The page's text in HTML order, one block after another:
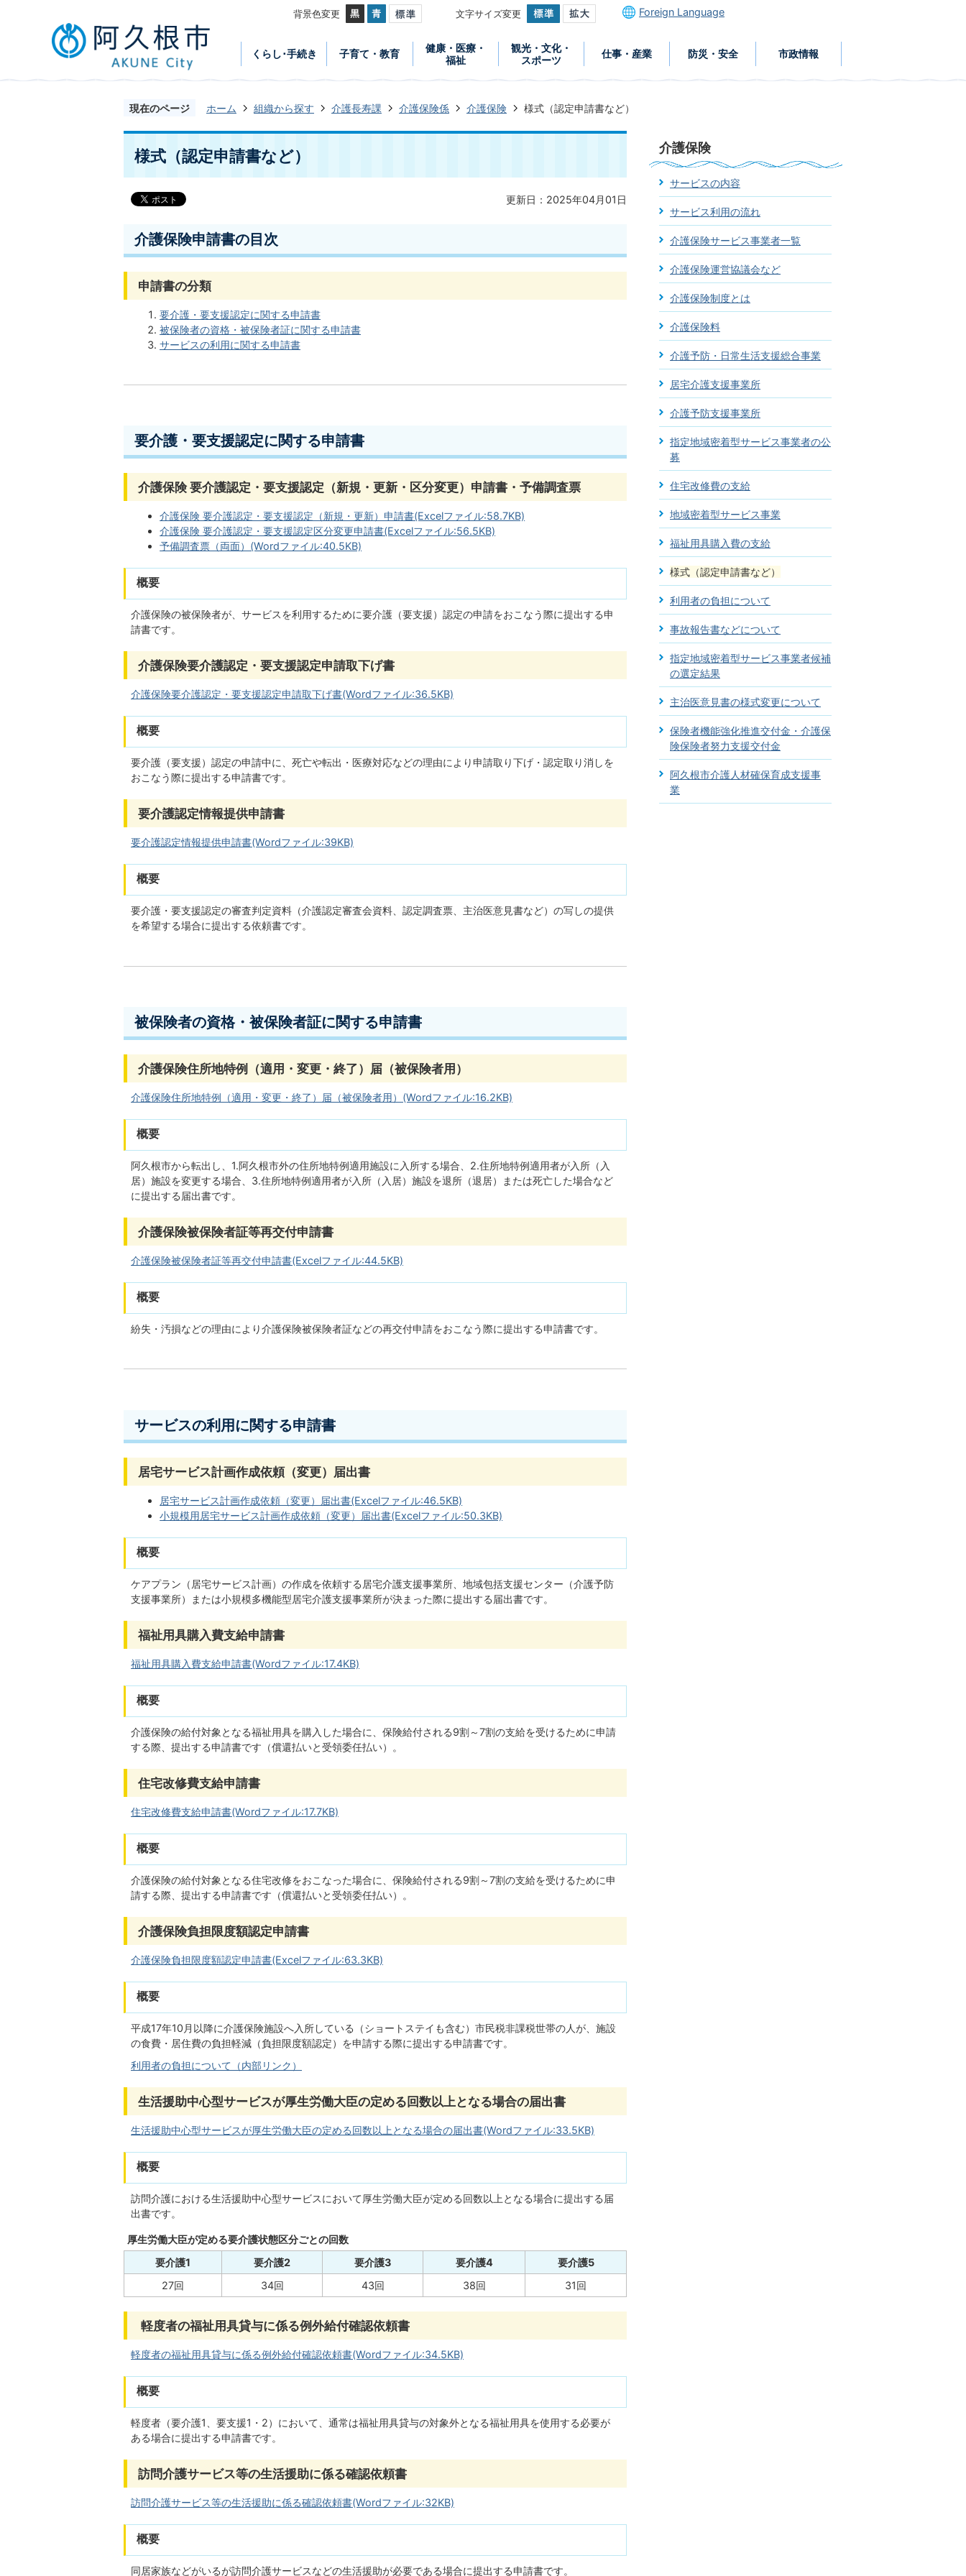
背景色変更 文字サイズ変更 Foreign Language
くらし･手続き 子育て・教育
健康・医療・
福祉
観光・文化・
スポーツ
仕事・産業 防災・安全 市政情報
現在のページ ホーム 組織から探す 介護長寿課 介護保険係 介護保険 様式（認定申請書など）
様式（認定申請書など）
更新日：2025年04月01日
介護保険申請書の目次
申請書の分類
要介護・要支援認定に関する申請書
被保険者の資格・被保険者証に関する申請書
サービスの利用に関する申請書
要介護・要支援認定に関する申請書
介護保険 要介護認定・要支援認定（新規・更新・区分変更）申請書・予備調査票
介護保険 要介護認定・要支援認定（新規・更新）申請書(Excelファイル:58.7KB)
介護保険 要介護認定・要支援認定区分変更申請書(Excelファイル:56.5KB)
予備調査票（両面）(Wordファイル:40.5KB)
概要
介護保険の被保険者が、サービスを利用するために要介護（要支援）認定の申請をおこなう際に提出する申
請書です。
介護保険要介護認定・要支援認定申請取下げ書
介護保険要介護認定・要支援認定申請取下げ書(Wordファイル:36.5KB)
概要
要介護（要支援）認定の申請中に、死亡や転出・医療対応などの理由により申請取り下げ・認定取り消しを
おこなう際に提出する申請書です。
要介護認定情報提供申請書
要介護認定情報提供申請書(Wordファイル:39KB)
概要
要介護・要支援認定の審査判定資料（介護認定審査会資料、認定調査票、主治医意見書など）の写しの提供
を希望する場合に提出する依頼書です。
被保険者の資格・被保険者証に関する申請書
介護保険住所地特例（適用・変更・終了）届（被保険者用）
介護保険住所地特例（適用・変更・終了）届（被保険者用）(Wordファイル:16.2KB)
概要
阿久根市から転出し、1.阿久根市外の住所地特例適用施設に入所する場合、2.住所地特例適用者が入所（入
居）施設を変更する場合、3.住所地特例適用者が入所（入居）施設を退所（退居）または死亡した場合など
に提出する届出書です。
介護保険被保険者証等再交付申請書
介護保険被保険者証等再交付申請書(Excelファイル:44.5KB)
概要
紛失・汚損などの理由により介護保険被保険者証などの再交付申請をおこなう際に提出する申請書です。
サービスの利用に関する申請書
居宅サービス計画作成依頼（変更）届出書
居宅サービス計画作成依頼（変更）届出書(Excelファイル:46.5KB)
小規模用居宅サービス計画作成依頼（変更）届出書(Excelファイル:50.3KB)
概要
ケアプラン（居宅サービス計画）の作成を依頼する居宅介護支援事業所、地域包括支援センター（介護予防
支援事業所）または小規模多機能型居宅介護支援事業所が決まった際に提出する届出書です。
福祉用具購入費支給申請書
福祉用具購入費支給申請書(Wordファイル:17.4KB)
概要
介護保険の給付対象となる福祉用具を購入した場合に、保険給付される9割～7割の支給を受けるために申請
する際、提出する申請書です（償還払いと受領委任払い）。
住宅改修費支給申請書
住宅改修費支給申請書(Wordファイル:17.7KB)
概要
介護保険の給付対象となる住宅改修をおこなった場合に、保険給付される9割～7割の支給を受けるために申
請する際、提出する申請書です（償還払いと受領委任払い）。
介護保険負担限度額認定申請書
介護保険負担限度額認定申請書(Excelファイル:63.3KB)
概要
平成17年10月以降に介護保険施設へ入所している（ショートステイも含む）市民税非課税世帯の人が、施設
の食費・居住費の負担軽減（負担限度額認定）を申請する際に提出する申請書です。
利用者の負担について（内部リンク）
生活援助中心型サービスが厚生労働大臣の定める回数以上となる場合の届出書
生活援助中心型サービスが厚生労働大臣の定める回数以上となる場合の届出書(Wordファイル:33.5KB)
概要
訪問介護における生活援助中心型サービスにおいて厚生労働大臣が定める回数以上となる場合に提出する届
出書です。
厚生労働大臣が定める要介護状態区分ごとの回数
要介護1
要介護2 要介護3 要介護4
要介護5
27回
34回 43回 38回 31回
軽度者の福祉用具貸与に係る例外給付確認依頼書
軽度者の福祉用具貸与に係る例外給付確認依頼書(Wordファイル:34.5KB)
概要
軽度者（要介護1、要支援1・2）において、通常は福祉用具貸与の対象外となる福祉用具を使用する必要が
ある場合に提出する申請書です。
訪問介護サービス等の生活援助に係る確認依頼書
訪問介護サービス等の生活援助に係る確認依頼書(Wordファイル:32KB)
概要
同居家族などがいるが訪問介護サービスなどの生活援助が必要である場合に提出する申請書です。
介護保険
サービスの内容
サービス利用の流れ
介護保険サービス事業者一覧
介護保険運営協議会など
介護保険制度とは
介護保険料
介護予防・日常生活支援総合事業
居宅介護支援事業所
介護予防支援事業所
指定地域密着型サービス事業者の公
募
住宅改修費の支給
地域密着型サービス事業
福祉用具購入費の支給
様式（認定申請書など）
利用者の負担について
事故報告書などについて
指定地域密着型サービス事業者候補
の選定結果
主治医意見書の様式変更について
保険者機能強化推進交付金・介護保
険保険者努力支援交付金
阿久根市介護人材確保育成支援事
業